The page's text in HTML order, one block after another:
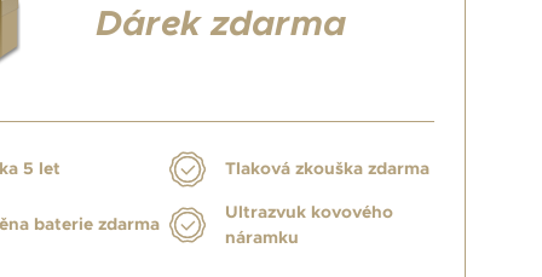
Dárek zdarma
5 let Tlaková zkouška zdarma
baterie zdarma
Ultrazvuk kovového
náramku